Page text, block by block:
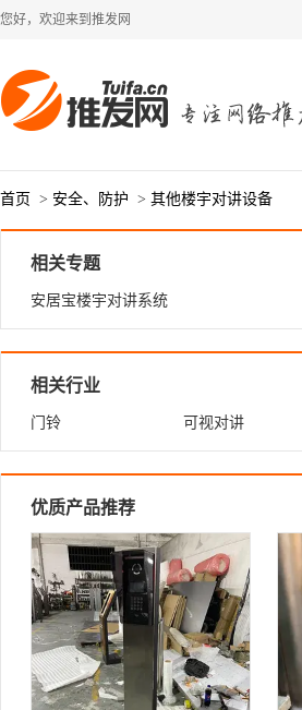
您好，欢迎来到推发网
首页 > 安全、防护 > 其他楼宇对讲设备
相关专题
安居宝楼宇对讲系统
相关行业
门铃 可视对讲
优质产品推荐